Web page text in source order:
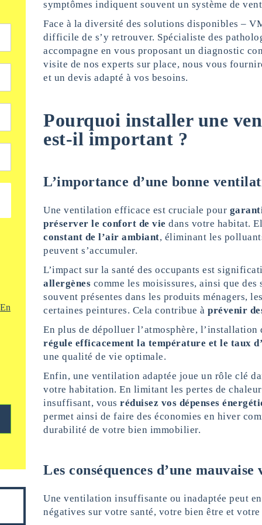
En
symptômes indiquent souvent un système de
Face à la diversité des solutions disponibles –
difficile de s’y retrouver. Spécialiste des
accompagne en vous proposant un diagnostic
visite de nos experts sur place, nous vous
et un devis adapté à vos besoins.
Pourquoi installer une
est-il important ?
L’importance d’une bonne
Une ventilation efficace est cruciale pour
préserver le confort de vie dans votre habitat.
constant de l’air ambiant, éliminant les
peuvent s’accumuler.
L’impact sur la santé des occupants est
allergènes comme les moisissures, ainsi que
souvent présentes dans les produits ménagers,
certaines peintures. Cela contribue à prévenir
En plus de dépolluer l’atmosphère,
régule efficacement la température et le taux
une qualité de vie optimale.
Enfin, une ventilation adaptée joue un rôle clé
votre habitation. En limitant les pertes de
insuffisant, vous réduisez vos dépenses
permet ainsi de faire des économies en hiver
durabilité de votre bien immobilier.
Les conséquences d’une
Une ventilation insuffisante ou inadaptée peut
négatives sur votre santé, votre bien être et